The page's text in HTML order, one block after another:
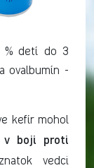
% detí do 3
ovalbumín -
kefír mohol
v boji proti
vedci